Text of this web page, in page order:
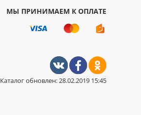
МЫ ПРИНИМАЕМ К ОПЛАТЕ
Каталог обновлен: 28.02.2019 15:45